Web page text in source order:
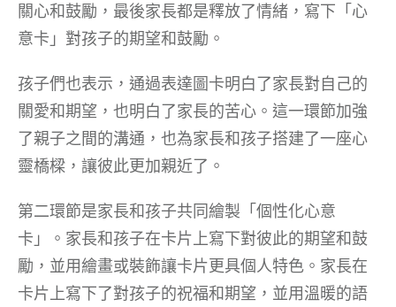
關心和鼓勵，最後家長都是釋放了情緒，寫下「心
意卡」對孩子的期望和鼓勵。
孩子們也表示，通過表達圖卡明白了家長對自己的
關愛和期望，也明白了家長的苦心。這一環節加強
了親子之間的溝通，也為家長和孩子搭建了一座心
靈橋樑，讓彼此更加親近了。
第二環節是家長和孩子共同繪製「個性化心意
卡」。家長和孩子在卡片上寫下對彼此的期望和鼓
勵，並用繪畫或裝飾讓卡片更具個人特色。家長在
卡片上寫下了對孩子的祝福和期望，並用溫暖的語